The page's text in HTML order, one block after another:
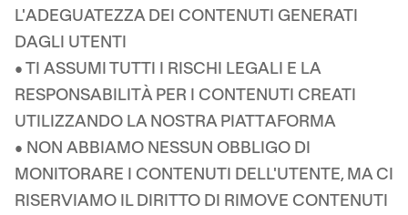
L'ADEGUATEZZA DEI CONTENUTI GENERATI
DAGLI UTENTI
• TI ASSUMI TUTTI I RISCHI LEGALI E LA
RESPONSABILITÀ PER I CONTENUTI CREATI
UTILIZZANDO LA NOSTRA PIATTAFORMA
• NON ABBIAMO NESSUN OBBLIGO DI
MONITORARE I CONTENUTI DELL'UTENTE, MA CI
RISERVIAMO IL DIRITTO DI RIMOVE CONTENUTI